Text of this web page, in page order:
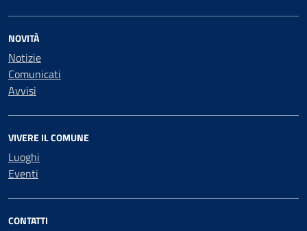
NOVITÀ
Notizie
Comunicati
Avvisi
VIVERE IL COMUNE
Luoghi
Eventi
CONTATTI